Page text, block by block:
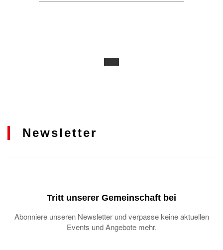
Newsletter
Tritt unserer Gemeinschaft bei
Abonniere unseren Newsletter und verpasse keine aktuellen
Events und Angebote mehr.